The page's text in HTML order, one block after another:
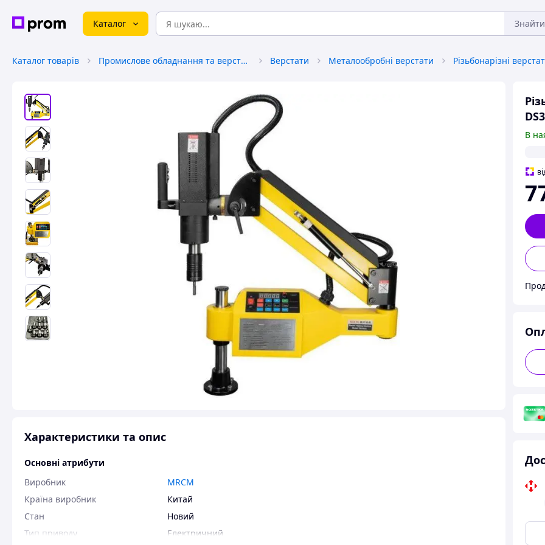
Каталог Знайти
Каталог товарів Промислове обладнання та верстати Верстати Металообробні верстати Різьбонарізні
В
Характеристики та опис
Основні атрибути
Виробник
MRCM
Країна виробник
Китай
Стан
Новий
Тип приводу
Електричний